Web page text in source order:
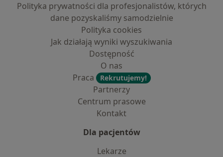
Polityka prywatności dla profesjonalistów, których
dane pozyskaliśmy samodzielnie
Polityka cookies
Jak działają wyniki wyszukiwania
Dostępność
O nas
Praca
Rekrutujemy!
Partnerzy
Centrum prasowe
Kontakt
Dla pacjentów
Lekarze